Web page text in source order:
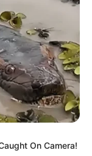
velas,
para
você
tinta,
On Camera!